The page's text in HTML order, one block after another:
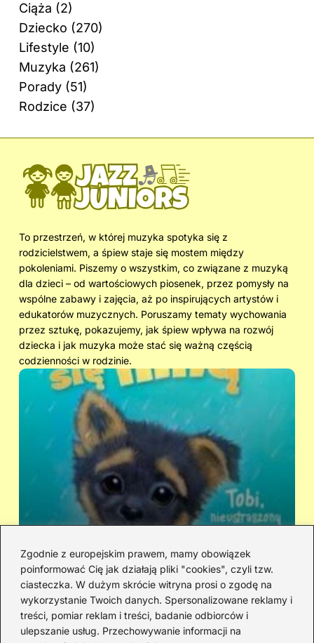
Zgodnie z europejskim prawem, mamy obowiązek
poinformować Cię jak działają pliki "cookies", czyli tzw.
ciasteczka. W dużym skrócie witryna prosi o zgodę na
wykorzystanie Twoich danych. Spersonalizowane reklamy i
treści, pomiar reklam i treści, badanie odbiorców i
ulepszanie usług. Przechowywanie informacji na
Ciąża (2)
Dziecko (270)
Lifestyle (10)
Muzyka (261)
Porady (51)
Rodzice (37)
To przestrzeń, w której muzyka spotyka się z
rodzicielstwem, a śpiew staje się mostem między
pokoleniami. Piszemy o wszystkim, co związane z muzyką
dla dzieci – od wartościowych piosenek, przez pomysły na
wspólne zabawy i zajęcia, aż po inspirujących artystów i
edukatorów muzycznych. Poruszamy tematy wychowania
przez sztukę, pokazujemy, jak śpiew wpływa na rozwój
dziecka i jak muzyka może stać się ważną częścią
codzienności w rodzinie.
Kto śpiewa „Zaopiekuj się mną”? IRA
czy Rezerwat — prawda o dwóch
wersjach